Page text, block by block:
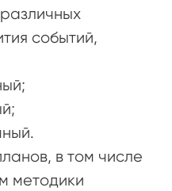
событий,
в том числе
методики